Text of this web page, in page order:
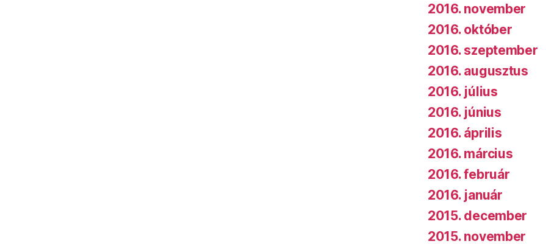
2016. november
2016. október
2016. szeptember
2016. augusztus
2016. július
2016. június
2016. április
2016. március
2016. február
2016. január
2015. december
2015. november